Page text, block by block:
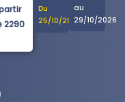
2290
Du
25/10/2026
au
29/10/2026